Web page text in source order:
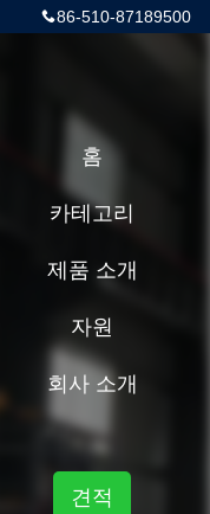
86-510-87189500
홈
카테고리
제품 소개
자원
회사 소개
견적